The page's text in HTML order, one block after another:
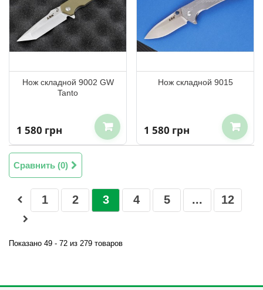
Нож складной 9002 GW
Tanto
1 580 грн
Нож складной 9015
1 580 грн
Сравнить (0)
1 2 3 4 5 ... 12
Показано 49 - 72 из 279 товаров